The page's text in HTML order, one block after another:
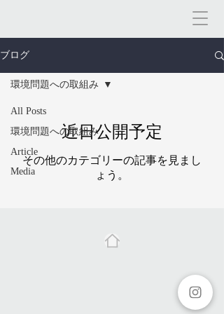
ブログ
All Posts
環境問題への取組み
Article
Media
環境問題への取組み
近日公開予定
その他のカテゴリーの記事を見まし
ょう。